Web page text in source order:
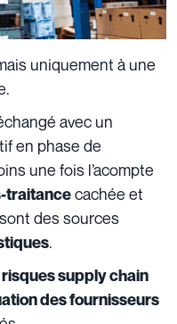
uniquement à une
avec un
en phase de
une fois l’acompte
traitancecachée et
des sources
.
supply chain
des fournisseurs